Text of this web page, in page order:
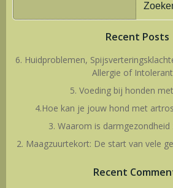
Recent Posts
6. Huidproblemen,
Allergie of
5. Voeding bij honden
4.Hoe kan je jouw hond met
3. Waarom is darmgezondheid
2. Maagzuurtekort: De start van vele
Recent